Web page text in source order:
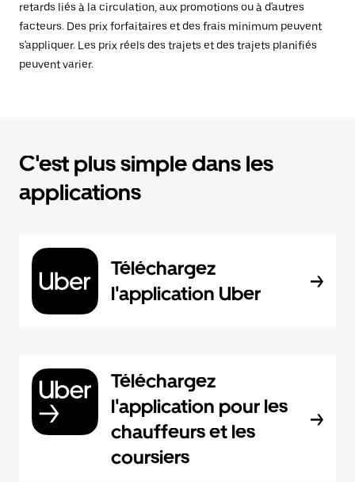
retards liés à la circulation, aux promotions ou à d'autres
facteurs. Des prix forfaitaires et des frais minimum peuvent
s'appliquer. Les prix réels des trajets et des trajets planifiés
peuvent varier.
C'est plus simple dans les
applications
Téléchargez
l'application Uber
Téléchargez
l'application pour les
chauffeurs et les
coursiers